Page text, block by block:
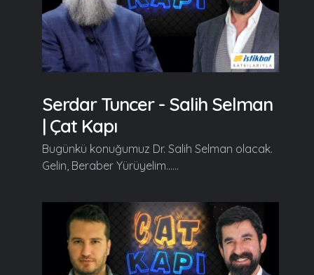
Serdar Tuncer - Salih Selman
| Çat Kapı
Bugünkü konuğumuz Dr. Salih Selman olacak.
Gelin, Beraber Yürüyelim......